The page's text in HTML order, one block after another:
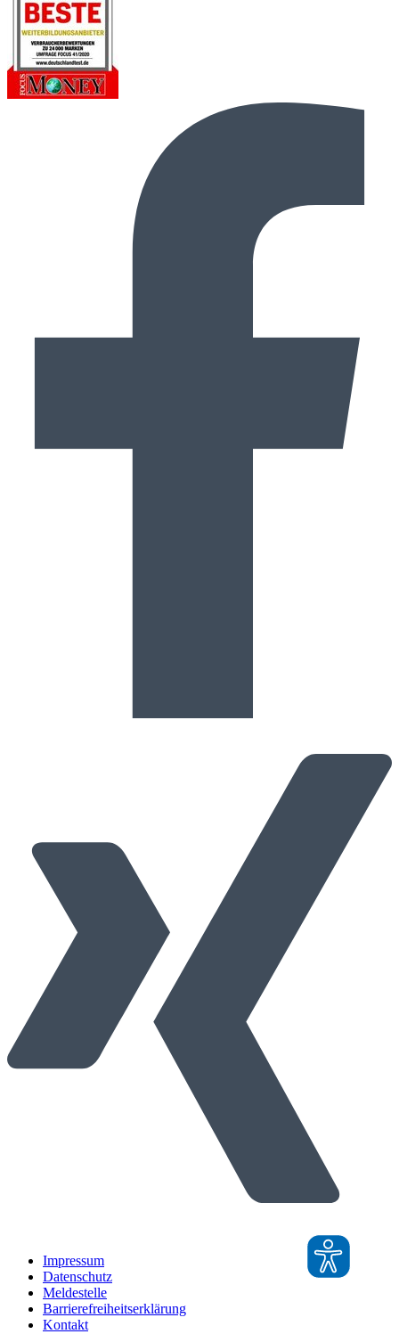
Impressum
Datenschutz
Meldestelle
Barrierefreiheitserklärung
Kontakt